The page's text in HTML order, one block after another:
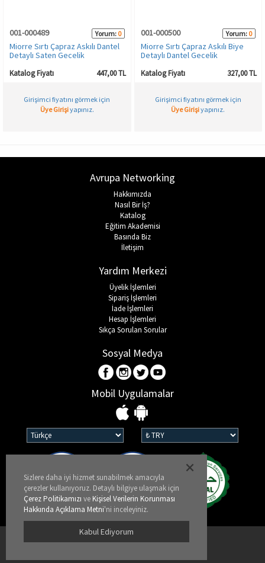
Sizlere daha iyi hizmet sunabilmek amacıyla
çerezler kullanıyoruz. Detaylı bilgiye ulaşmak için
Çerez Politikamızı ve Kişisel Verilerin Korunması
Hakkında Açıklama Metni'ni inceleyiniz.
Kabul Ediyorum
001-000489 Yorum: 0
Miorre Sırtı Çapraz Askılı Dantel
Detaylı Saten Gecelik
Katalog Fiyatı 447,00 TL
Girişimci fiyatını görmek için
Üye Girişiyapınız.
001-000500 Yorum: 0
Miorre Sırtı Çapraz Askılı Biye
Detaylı Dantel Gecelik
Katalog Fiyatı 327,00 TL
Girişimci fiyatını görmek için
Üye Girişiyapınız.
Avrupa Networking
Hakkımızda
Nasıl Bir İş?
Katalog
Eğitim Akademisi
Basında Biz
İletişim
Yardım Merkezi
Üyelik İşlemleri
Sipariş İşlemleri
İade İşlemleri
Hesap İşlemleri
Sıkça Sorulan Sorular
Sosyal Medya
Mobil Uygulamalar
Kullanım Koşulları